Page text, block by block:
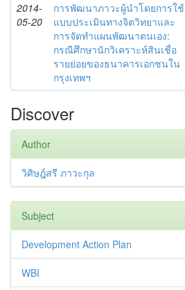
2014-
05-20
การพัฒนาภาวะผู้นำโดยการใช้
แบบประเมินทางจิตวิทยาและ
การจัดทำแผนพัฒนาตนเอง:
กรณีศึกษานักวิเคราะห์สินเชื่อ
รายย่อยของธนาคารเอกชนใน
กรุงเทพฯ
Discover
Author
วิศิษฎ์สรี ภาวะกุล
Subject
Development Action Plan
WBI